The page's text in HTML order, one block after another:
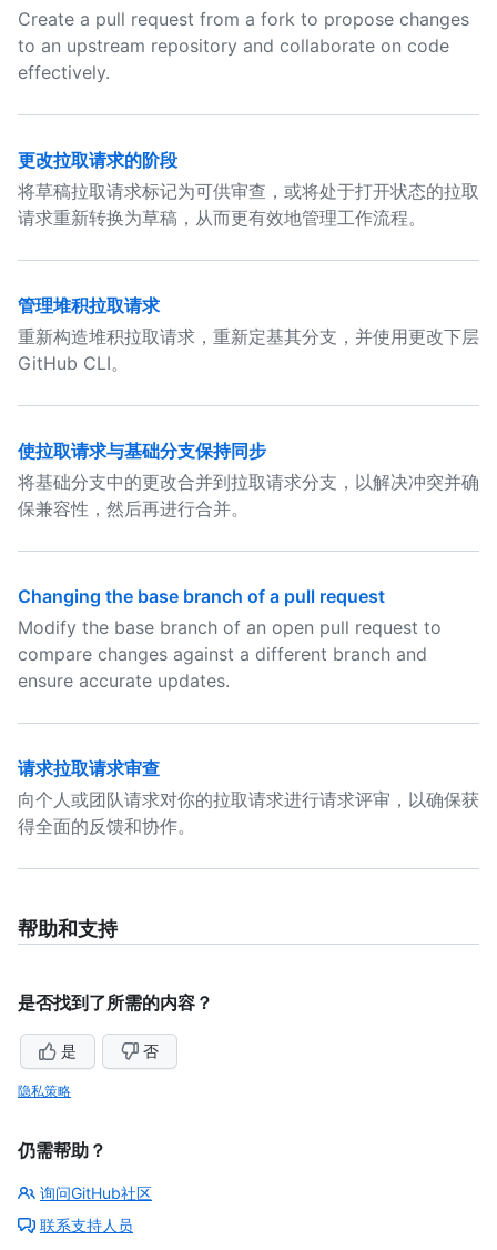
Create a pull request from a fork to propose changes
to an upstream repository and collaborate on code
effectively.
更改拉取请求的阶段
将草稿拉取请求标记为可供审查，或将处于打开状态的拉取
请求重新转换为草稿，从而更有效地管理工作流程。
管理堆积拉取请求
重新构造堆积拉取请求，重新定基其分支，并使用更改下层
GitHub CLI。
使拉取请求与基础分支保持同步
将基础分支中的更改合并到拉取请求分支，以解决冲突并确
保兼容性，然后再进行合并。
Changing the base branch of a pull request
Modify the base branch of an open pull request to
compare changes against a different branch and
ensure accurate updates.
请求拉取请求审查
向个人或团队请求对你的拉取请求进行请求评审，以确保获
得全面的反馈和协作。
帮助和支持
是否找到了所需的内容？
是 否
隐私策略
仍需帮助？
询问GitHub社区
联系支持人员